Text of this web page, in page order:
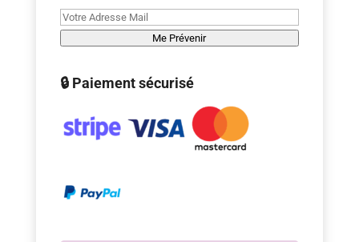
Me Prévenir
🔒 Paiement sécurisé